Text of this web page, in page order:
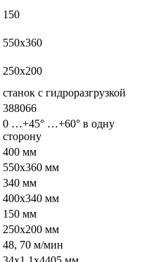
150
550х360
250х200
станок с гидроразгрузкой
388066
0 …+45° …+60° в одну
сторону
400 мм
550х360 мм
340 мм
400х340 мм
150 мм
250х200 мм
48, 70 м/мин